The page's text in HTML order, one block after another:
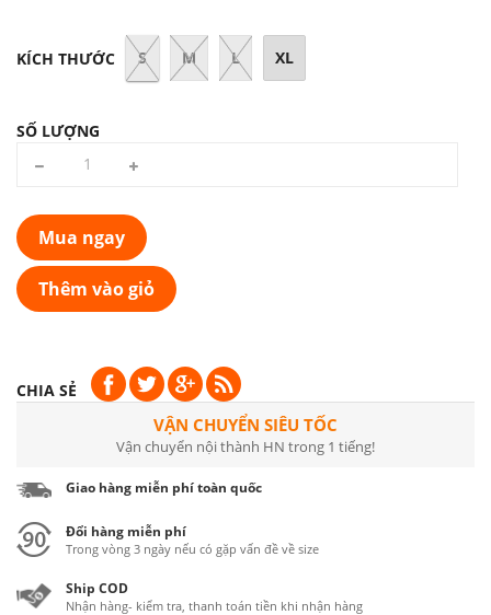
KÍCH THƯỚC S M L XL
SỐ LƯỢNG
Mua ngay
Thêm vào giỏ
CHIA SẺ
VẬN CHUYỂN SIÊU TỐC
Vận chuyển nội thành HN trong 1 tiếng!
Giao hàng miễn phí toàn quốc
Đổi hàng miễn phí
Trong vòng 3 ngày nếu có gặp vấn đề về size
Ship COD
Nhận hàng- kiểm tra, thanh toán tiền khi nhận hàng